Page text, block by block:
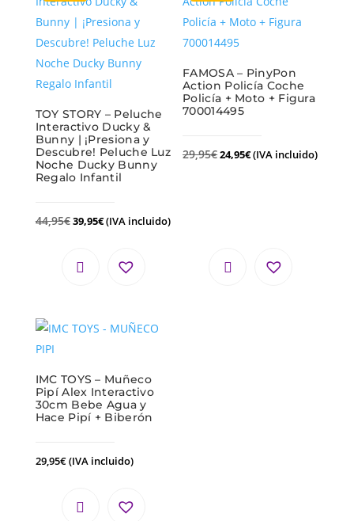
TOY STORY – Peluche
Interactivo Ducky &
Bunny | ¡Presiona y
Descubre! Peluche Luz
Noche Ducky Bunny
Regalo Infantil
44,95€39,95€(IVA incluido)
FAMOSA – PinyPon
Action Policía Coche
Policía + Moto + Figura
700014495
29,95€24,95€(IVA incluido)
IMC TOYS – Muñeco
Pipí Alex Interactivo
30cm Bebe Agua y
Hace Pipí + Biberón
29,95€(IVA incluido)